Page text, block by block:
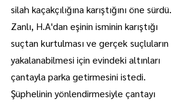
silah kaçakçılığına karıştığını öne sürdü.
Zanlı, H.A'dan eşinin isminin karıştığı
suçtan kurtulması ve gerçek suçluların
yakalanabilmesi için evindeki altınları
çantayla parka getirmesini istedi.
Şüphelinin yönlendirmesiyle çantayı